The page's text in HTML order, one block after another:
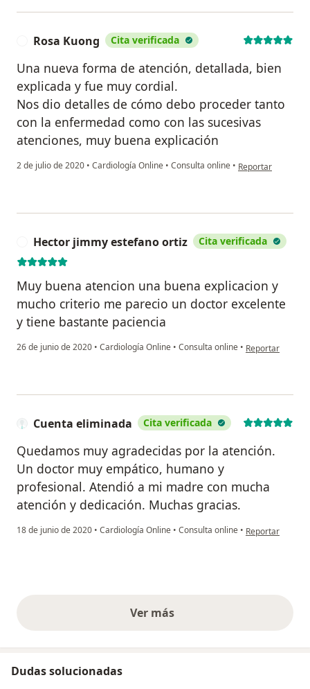
Rosa Kuong Cita verificada
Una nueva forma de atención, detallada, bien
explicada y fue muy cordial.
Nos dio detalles de cómo debo proceder tanto
con la enfermedad como con las sucesivas
atenciones, muy buena explicación
2 de julio de 2020 • Cardiología Online • Consulta online • en opinión del
Reportar
Hector jimmy estefano ortiz Cita verificada
Muy buena atencion una buena explicacion y
mucho criterio me parecio un doctor excelente
y tiene bastante paciencia
26 de junio de 2020 • Cardiología Online • Consulta online • en opinión del
Reportar
Cuenta eliminada Cita verificada
Quedamos muy agradecidas por la atención.
Un doctor muy empático, humano y
profesional. Atendió a mi madre con mucha
atención y dedicación. Muchas gracias.
18 de junio de 2020 • Cardiología Online • Consulta online • en opinión del
Reportar
Ver másopiniones anteriores
Dudas solucionadas